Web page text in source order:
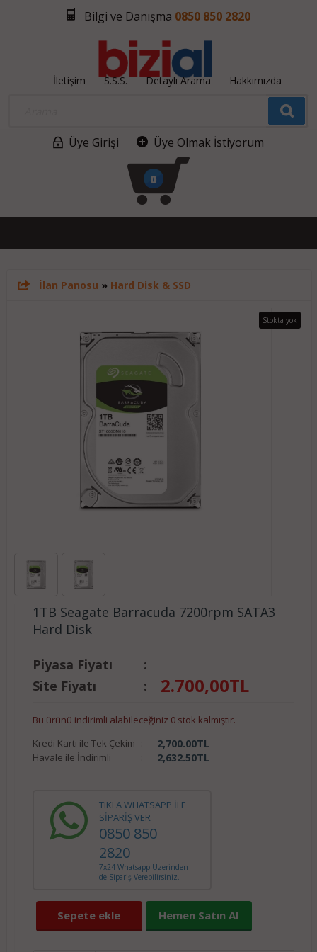
Bilgi ve Danışma 0850 850 2820
İletişim S.S.S. Detaylı Arama Hakkımızda
Üye Girişi Üye Olmak İstiyorum
0
İlan Panosu » Hard Disk & SSD
Stokta yok
1TB Seagate Barracuda 7200rpm SATA3
Hard Disk
Piyasa Fiyatı
:
Site Fiyatı
: 2.700,00TL
Bu ürünü indirimli alabileceğiniz 0 stok kalmıştır.
Kredi Kartı ile Tek Çekim : 2,700.00TL
Havale ile İndirimli : 2,632.50TL
TIKLA WHATSAPP İLE
SİPARİŞ VER
0850 850
2820
7x24 Whatsapp Üzerinden
de Sipariş Verebilirsiniz.
Sepete ekle Hemen Satın Al